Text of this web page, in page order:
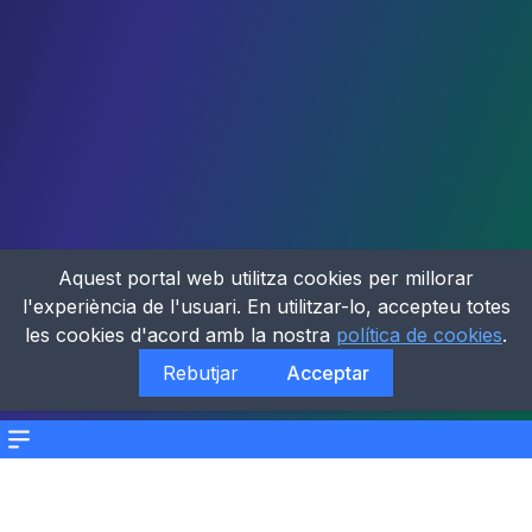
Menu
Aquest portal web utilitza cookies per millorar
l'experiència de l'usuari. En utilitzar-lo, accepteu totes
les cookies d'acord amb la nostra política de cookies.
Rebutjar
Acceptar